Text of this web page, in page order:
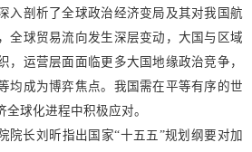
入剖析了全球政治经济变局及其对我国航
全球贸易流向发生深层变动，大国与区域
，运营层面面临更多大国地缘政治竞争，
均成为博弈焦点。我国需在平等有序的世
球化进程中积极应对。
院长刘昕指出国家“十五五”规划纲要对加